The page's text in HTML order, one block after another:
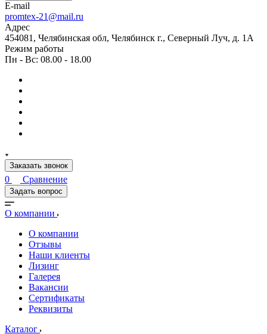
E-mail
promtex-21@mail.ru
Адрес
454081, Челябинская обл, Челябинск г., Северный Луч, д. 1А
Режим работы
Пн - Вс: 08.00 - 18.00
Заказать звонок
0 Сравнение
Задать вопрос
О компании
О компании
Отзывы
Наши клиенты
Лизинг
Галерея
Вакансии
Сертификаты
Реквизиты
Каталог